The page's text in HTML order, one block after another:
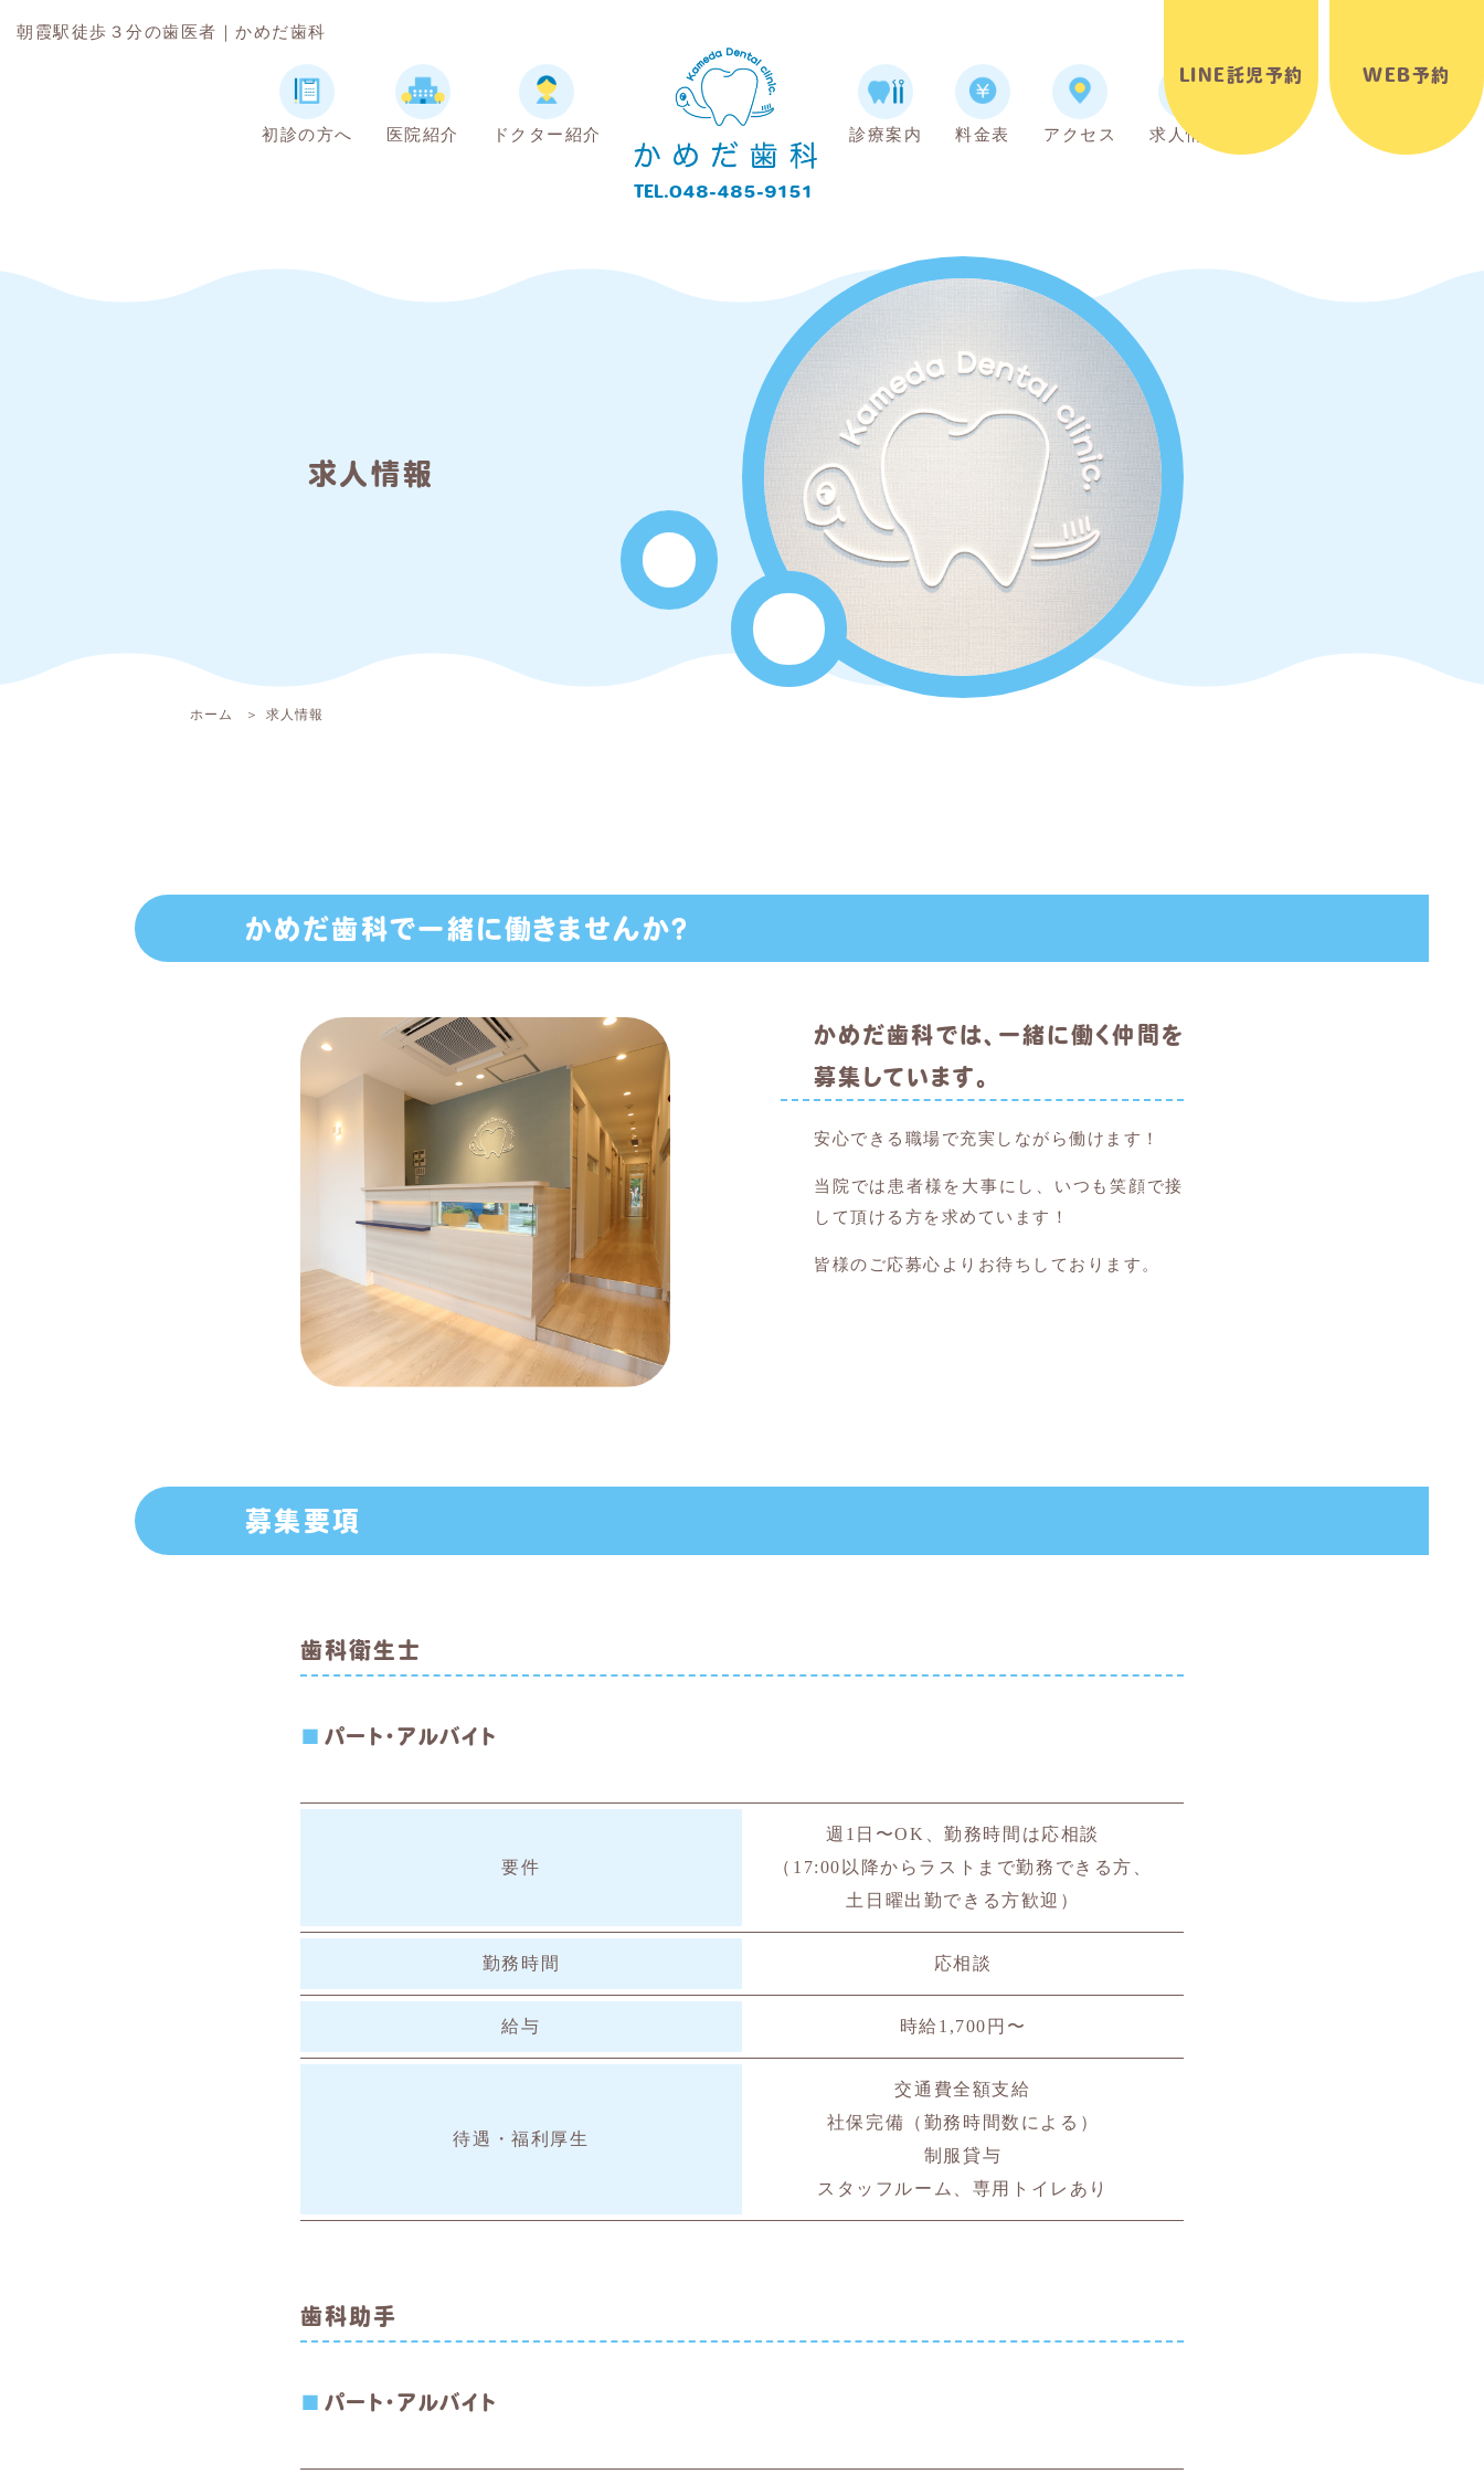
朝霞駅徒歩３分の歯医者｜かめだ歯科
初診の方へ 医院紹介 ドクター紹介
TEL.048-485-9151
診療案内 料金表 アクセス 求人情報
LINE託児予約 WEB予約
ホーム 求人情報
求人情報
かめだ歯科で一緒に働きませんか？
かめだ歯科では、 一緒に働く仲間を
募集しています。
安心できる職場で充実しながら働けます！
当院では患者様を大事にし、いつも笑顔で接
して頂ける方を求めています！
皆様のご応募心よりお待ちしております。
募集要項
歯科衛生士
パート・アルバイト
要件
週1日〜OK、勤務時間は応相談
（17:00以降からラストまで勤務できる方、
土日曜出勤できる方歓迎）
勤務時間 応相談
給与 時給1,700円〜
待遇・福利厚生
交通費全額支給
社保完備（勤務時間数による）
制服貸与
スタッフルーム、専用トイレあり
歯科助手
パート・アルバイト